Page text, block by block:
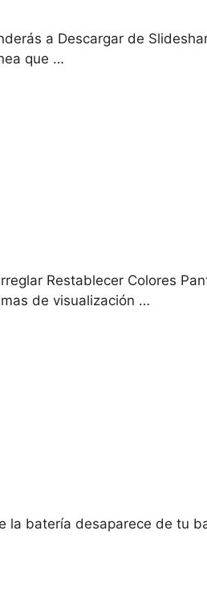
a Descargar de
que⁣ …
Restablecer​ Colores
de visualización‌ …
la batería⁣ desaparece de tu